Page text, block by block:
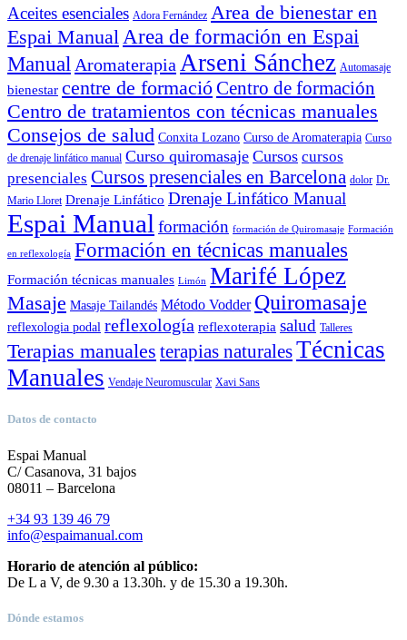
Aceites esenciales Adora Fernández Area de bienestar en
Espai ManualArea de formación en Espai
Manual Aromaterapia Arseni Sánchez Automasaje
bienestar centre de formacióCentro de formación
Centro de tratamientos con técnicas manuales
Consejos de salud Conxita Lozano Curso de Aromaterapia Curso
de drenaje linfático manual Curso quiromasaje Cursos cursos
presenciales Cursos presenciales en Barcelona dolor Dr.
Mario Lloret Drenaje Linfático Drenaje Linfático Manual
Espai Manual formación formación de Quiromasaje Formación
en reflexología Formación en técnicas manuales
Formación técnicas manuales Limón Marifé López
Masaje Masaje Tailandés Método Vodder Quiromasaje
reflexologia podal reflexología reflexoterapia salud Talleres
Terapias manuales terapias naturalesTécnicas
Manuales Vendaje Neuromuscular Xavi Sans
Datos de contacto
Espai Manual
C/ Casanova, 31 bajos
08011 – Barcelona
+34 93 139 46 79
info@espaimanual.com
Horario de atención al público:
De L a V, de 9.30 a 13.30h. y de 15.30 a 19.30h.
Dónde estamos